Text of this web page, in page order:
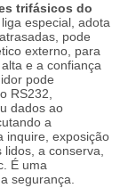
trifásicos do
especial, adota
pode
externo, para
e a confiança
pode
RS232,
dados ao
a
inquire, exposição
lidos, a conserva,
É uma
segurança.